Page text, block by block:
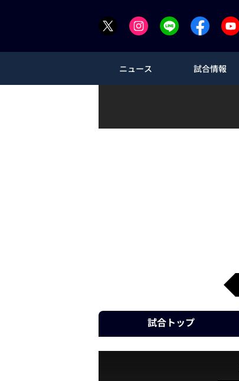
ニュース 試合情報
試合トップ